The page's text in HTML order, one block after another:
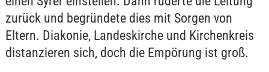
zurück und begründete dies mit Sorgen von
Eltern. Diakonie, Landeskirche und Kirchenkreis
distanzieren sich, doch die Empörung ist groß.